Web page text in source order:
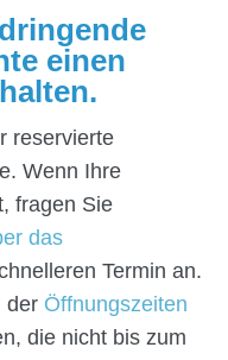
einen
reservierte
Wenn Ihre
fragen Sie
das
Termin an.
der Öffnungszeiten
die nicht bis zum